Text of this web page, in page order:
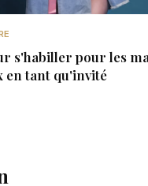
s'habiller pour les
en tant qu'invité